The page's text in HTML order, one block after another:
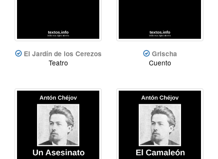
El Jardín de los Cerezos
Teatro
Grischa
Cuento